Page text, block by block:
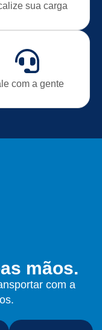
sua carga
com a gente
mãos.
com a